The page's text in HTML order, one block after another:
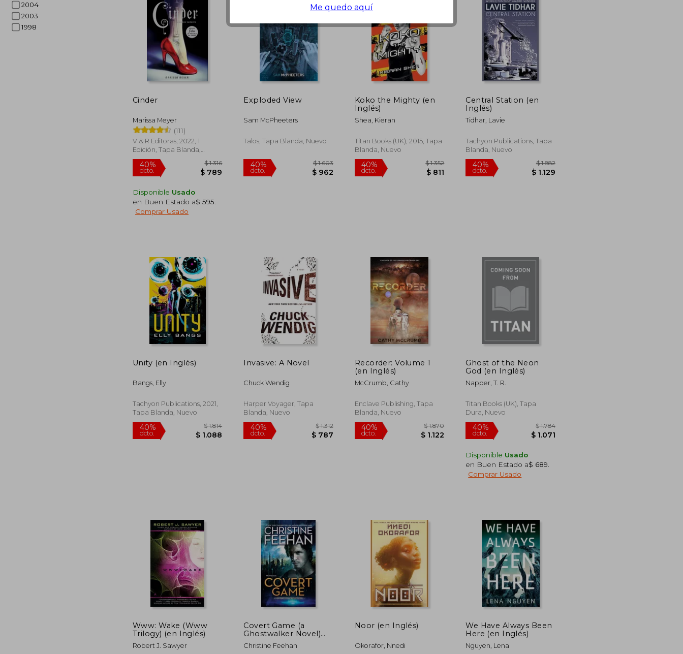
2004
2003
1998
40%
dcto.
40%
dcto.
40%
dcto.
$ 1.291
$ 775
40%
dcto.
Cinder
Marissa Meyer
(111)
V & R Editoras, 2022, 1
Edición, Tapa Blanda,
Nuevo
40%
dcto.
Disponible Usado
en Buen Estado a$ 595
Comprar Usado
Exploded View
Sam McPheeters
Talos, Tapa Blanda, Nuevo
40%
dcto.
Koko the Mighty (en
Inglés)
Shea, Kieran
Titan Books (UK), 2015, Tapa
Blanda, Nuevo
40%
dcto.
$ 1.352
$ 811
Central Station (en
Inglés)
Tidhar, Lavie
Tachyon Publications, Tapa
Blanda, Nuevo
40%
dcto.
Unity (en Inglés)
Bangs, Elly
Tachyon Publications, 2021,
Tapa Blanda, Nuevo
40%
Invasive: A Novel
Chuck Wendig
Harper Voyager, Tapa
Blanda, Nuevo
40%
Recorder: Volume 1
(en Inglés)
McCrumb, Cathy
Enclave Publishing, Tapa
Blanda, Nuevo
40% $ 1.870
Ghost of the Neon
God (en Inglés)
Napper, T. R.
Titan Books (UK), Tapa
Dura, Nuevo
40%
Disponible Usado
en Buen Estado a$ 689
Comprar Usado
Www: Wake (Www
Trilogy) (en Inglés)
Robert J. Sawyer
Covert Game (a
Ghostwalker Novel)
(en Inglés)
Christine Feehan
Noor (en Inglés)
Okorafor, Nnedi
We Have Always Been
Here (en Inglés)
Nguyen, Lena
Me quedo aquí